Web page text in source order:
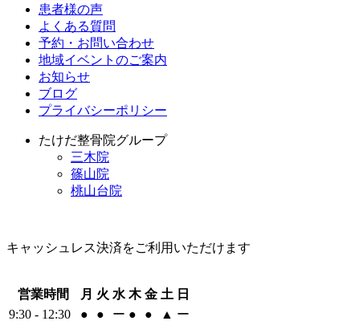
患者様の声
よくある質問
予約・お問い合わせ
地域イベントのご案内
お知らせ
ブログ
プライバシーポリシー
たけだ整骨院グループ
三木院
篠山院
桃山台院
キャッシュレス決済をご利用いただけます
営業時間 月 火 水 木 金 土 日
9:30 - 12:30
● ● ー ● ● ▲ ー